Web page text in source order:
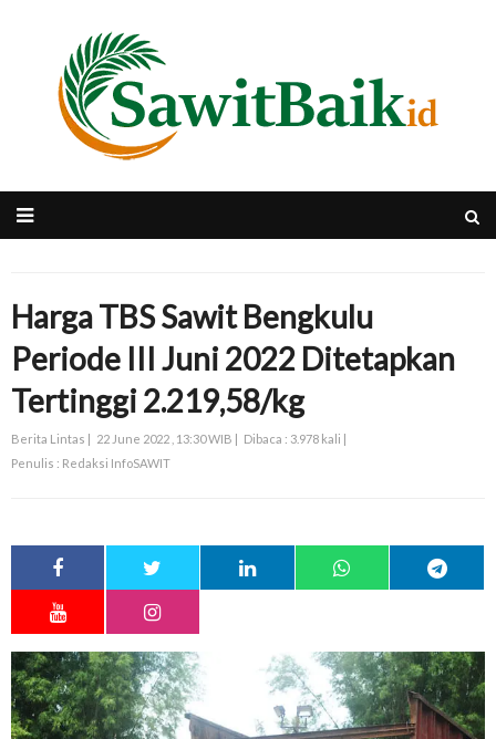
Harga TBS Sawit Bengkulu
Periode III Juni 2022 Ditetapkan
Tertinggi 2.219,58/kg
Berita Lintas | 22 June 2022 , 13:30 WIB | Dibaca : 3.978 kali |
Penulis : Redaksi InfoSAWIT